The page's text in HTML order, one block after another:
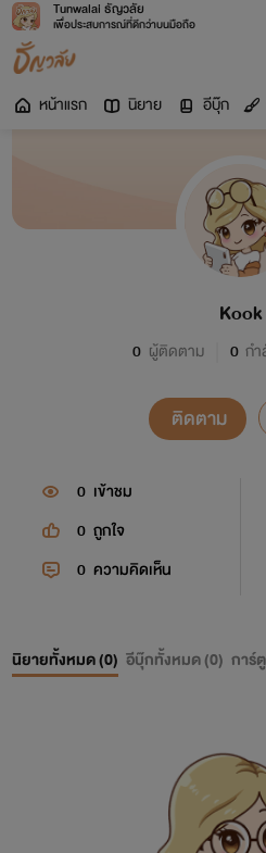
Tunwalai ธัญวลัย
เพื่อประสบการณ์ที่ดีกว่าบนมือถือ
หน้าแรก นิยาย อีบุ๊ก
Kook
0 ผู้ติดตาม 0 ก
ติดตาม
0 เข้าชม
0 ถูกใจ
0 ความคิดเห็น
นิยายทั้งหมด (0) อีบุ๊กทั้งหมด (0) การ์